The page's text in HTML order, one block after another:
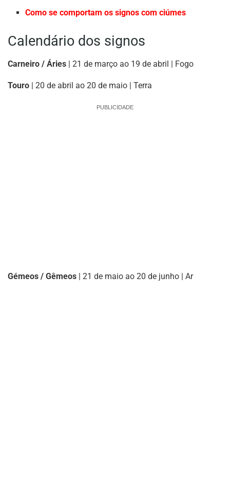
Como se comportam os signos com ciúmes
Calendário dos signos
Carneiro / Áries | 21 de março ao 19 de abril | Fogo
Touro | 20 de abril ao 20 de maio | Terra
PUBLICIDADE
Gémeos / Gêmeos | 21 de maio ao 20 de junho | Ar